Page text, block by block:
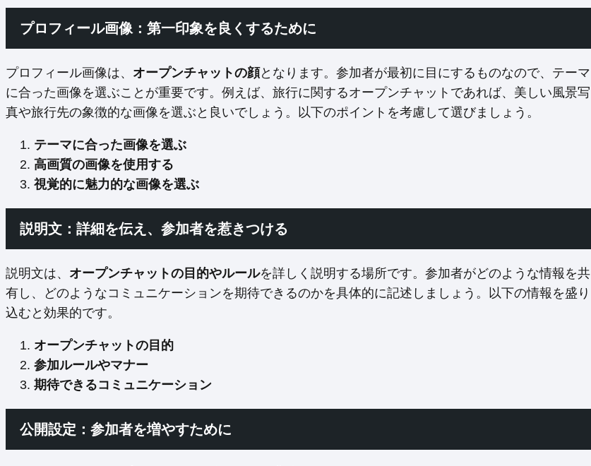
プロフィール画像：第一印象を良くするために
プロフィール画像は、 オープンチャットの顔となります。参加者が最初に目にするものなので、テーマ
に合った画像を選ぶことが重要です。例えば、旅行に関するオープンチャットであれば、美しい風景写
真や旅行先の象徴的な画像を選ぶと良いでしょう。以下のポイントを考慮して選びましょう。
テーマに合った画像を選ぶ
高画質の画像を使用する
視覚的に魅力的な画像を選ぶ
説明文：詳細を伝え、参加者を惹きつける
説明文は、 オープンチャットの目的やルールを詳しく説明する場所です。参加者がどのような情報を共
有し、どのようなコミュニケーションを期待できるのかを具体的に記述しましょう。以下の情報を盛り
込むと効果的です。
オープンチャットの目的
参加ルールやマナー
期待できるコミュニケーション
公開設定：参加者を増やすために